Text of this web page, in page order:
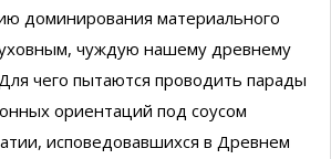
доминирования материального
чуждую нашему древнему
чего пытаются проводить парады
ориентаций под соусом
исповедовавшихся в Древнем